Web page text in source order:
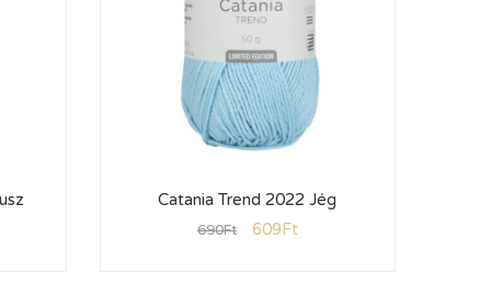
Catania Trend 2022 Jég
690Ft 609Ft